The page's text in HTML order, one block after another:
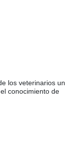
los veterinarios un
conocimiento de